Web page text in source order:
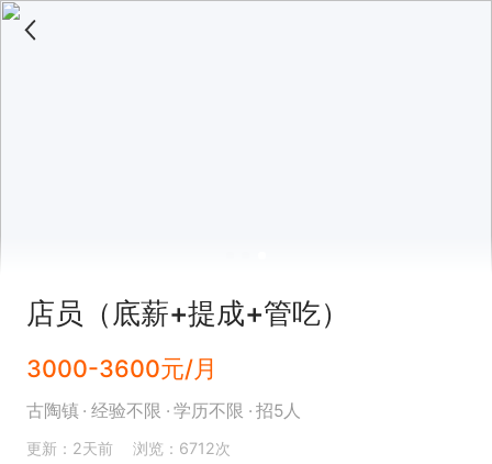
店员（底薪+提成+管吃）
3000-3600元/月
古陶镇 经验不限 学历不限 招5人
更新：2天前 浏览：6712次